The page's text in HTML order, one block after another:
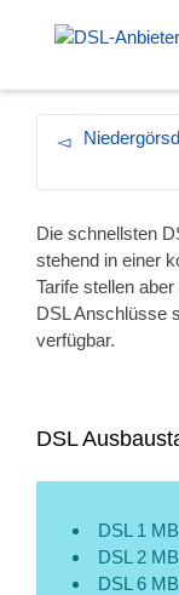
Die schnellsten
stehend in einer
Tarife stellen
DSL Anschlüsse
verfügbar.
DSL
DSL 1
DSL 2
DSL 6